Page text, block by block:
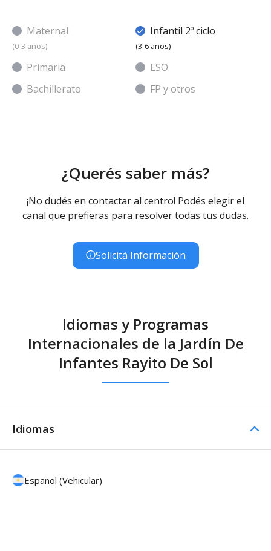
Maternal
(0-3 años)
Infantil 2º ciclo
(3-6 años)
Primaria
ESO
Bachillerato
FP y otros
¿Querés saber más?
¡No dudés en contactar al centro! Podés elegir el
canal que prefieras para resolver todas tus dudas.
Solicitá Información
Idiomas y Programas
Internacionales de la Jardín De
Infantes Rayito De Sol
Idiomas
Español (Vehicular)